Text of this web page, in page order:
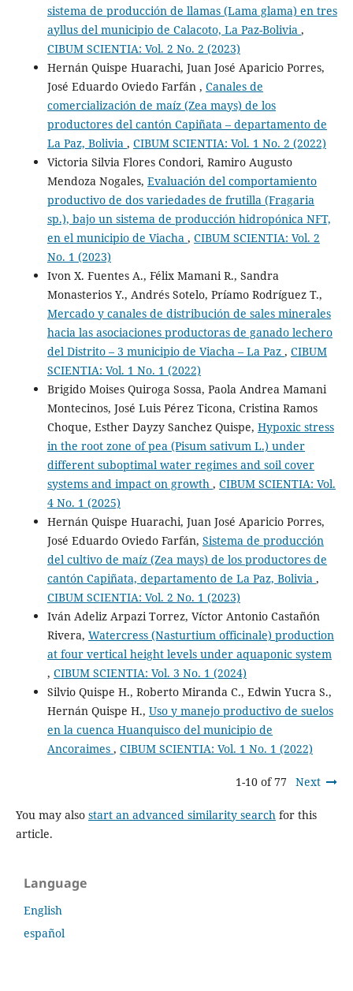
sistema de producción de llamas (Lama glama) en tres
ayllus del municipio de Calacoto, La Paz-Bolivia ,
CIBUM SCIENTIA: Vol. 2 No. 2 (2023)
Hernán Quispe Huarachi, Juan José Aparicio Porres,
José Eduardo Oviedo Farfán , Canales de
comercialización de maíz (Zea mays) de los
productores del cantón Capiñata – departamento de
La Paz, Bolivia , CIBUM SCIENTIA: Vol. 1 No. 2 (2022)
Victoria Silvia Flores Condori, Ramiro Augusto
Mendoza Nogales, Evaluación del comportamiento
productivo de dos variedades de frutilla (Fragaria
sp.), bajo un sistema de producción hidropónica NFT,
en el municipio de Viacha , CIBUM SCIENTIA: Vol. 2
No. 1 (2023)
Ivon X. Fuentes A., Félix Mamani R., Sandra
Monasterios Y., Andrés Sotelo, Príamo Rodríguez T.,
Mercado y canales de distribución de sales minerales
hacia las asociaciones productoras de ganado lechero
del Distrito – 3 municipio de Viacha – La Paz , CIBUM
SCIENTIA: Vol. 1 No. 1 (2022)
Brigido Moises Quiroga Sossa, Paola Andrea Mamani
Montecinos, José Luis Pérez Ticona, Cristina Ramos
Choque, Esther Dayzy Sanchez Quispe, Hypoxic stress
in the root zone of pea (Pisum sativum L.) under
different suboptimal water regimes and soil cover
systems and impact on growth , CIBUM SCIENTIA: Vol.
4 No. 1 (2025)
Hernán Quispe Huarachi, Juan José Aparicio Porres,
José Eduardo Oviedo Farfán, Sistema de producción
del cultivo de maíz (Zea mays) de los productores de
cantón Capiñata, departamento de La Paz, Bolivia ,
CIBUM SCIENTIA: Vol. 2 No. 1 (2023)
Iván Adeliz Arpazi Torrez, Víctor Antonio Castañón
Rivera, Watercress (Nasturtium officinale) production
at four vertical height levels under aquaponic system
, CIBUM SCIENTIA: Vol. 3 No. 1 (2024)
Silvio Quispe H., Roberto Miranda C., Edwin Yucra S.,
Hernán Quispe H., Uso y manejo productivo de suelos
en la cuenca Huanquisco del municipio de
Ancoraimes , CIBUM SCIENTIA: Vol. 1 No. 1 (2022)
1-10 of 77 Next
You may also start an advanced similarity search for this
article.
Language
English
español